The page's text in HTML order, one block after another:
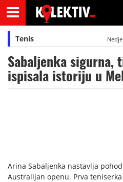
Tenis
Sabaljenka sigurna,
ispisala istoriju u
Arina Sabaljenka nastavlja
Australijan openu. Prva